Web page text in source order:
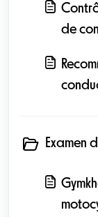
de
Examen